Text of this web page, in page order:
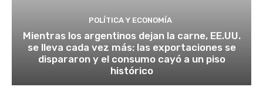
POLÍTICA Y ECONOMÍA
Mientras los argentinos dejan la carne, EE.UU.
se lleva cada vez más: las exportaciones se
dispararon y el consumo cayó a un piso
histórico